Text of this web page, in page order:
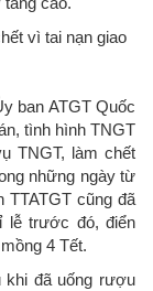
ban ATGT Quốc
tình hình TNGT
TNGT, làm chết
những ngày từ
TTATGT cũng đã
lễ trước đó, điển
4 Tết.
khi đã uống rượu